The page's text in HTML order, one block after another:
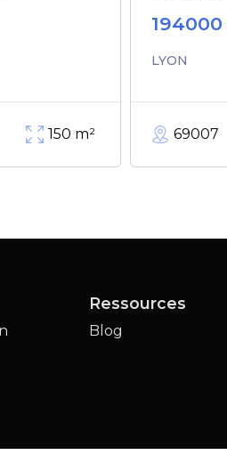
150 m²
194000
LYON
69007
Ressources
Blog